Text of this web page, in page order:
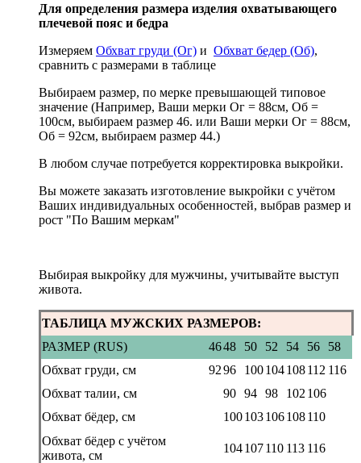
Для определения размера изделия охватывающего
плечевой пояс и бедра
Измеряем Обхват груди (Ог) и Обхват бедер (Об),
сравнить с размерами в таблице
Выбираем размер, по мерке превышающей типовое
значение (Например, Ваши мерки Ог = 88см, Об =
100см, выбираем размер 46. или Ваши мерки Ог = 88см,
Об = 92см, выбираем размер 44.)
В любом случае потребуется корректировка выкройки.
Вы можете заказать изготовление выкройки с учётом
Ваших индивидуальных особенностей, выбрав размер и
рост "По Вашим меркам"
Выбирая выкройку для мужчины, учитывайте выступ
живота.
ТАБЛИЦА МУЖСКИХ РАЗМЕРОВ:
РАЗМЕР (RUS)
4648 50 52 54 56
58
Обхват груди, см
9296 100104108112 116
Обхват талии, см
90 94 98 102 106
Обхват бёдер, см
100103106108110
Обхват бёдер с учётом
живота, см
104107110 113 116